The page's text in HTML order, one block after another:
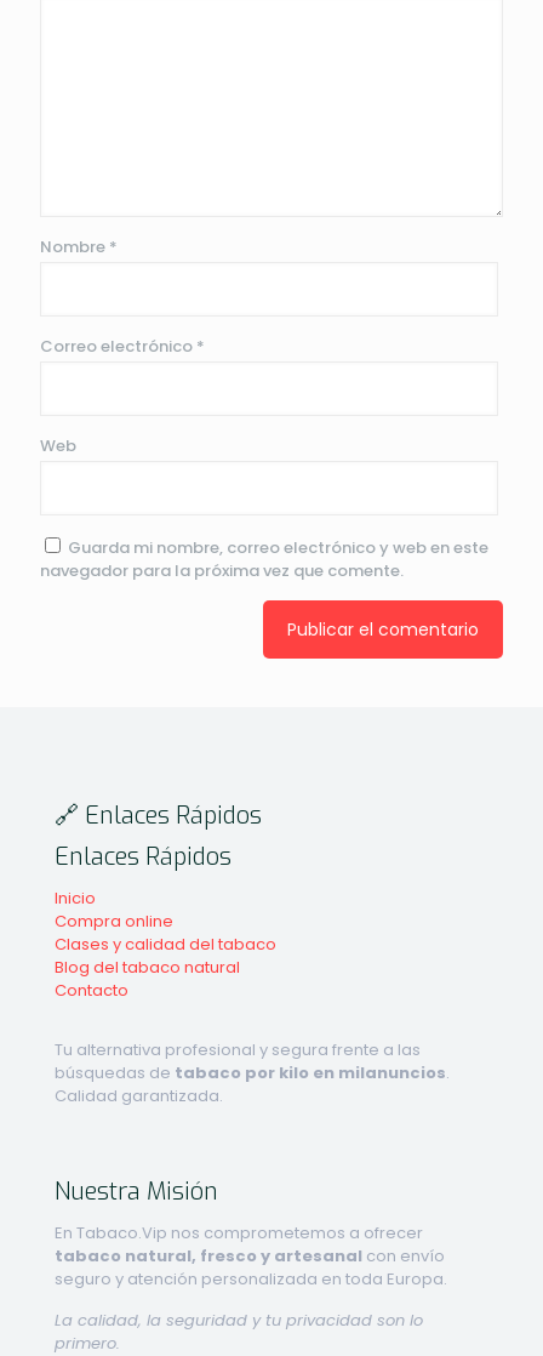
Nombre *
Correo electrónico *
Web
Guarda mi nombre, correo electrónico y web en este
navegador para la próxima vez que comente.
🔗 Enlaces Rápidos
Enlaces Rápidos
Inicio
Compra online
Clases y calidad del tabaco
Blog del tabaco natural
Contacto
Tu alternativa profesional y segura frente a las
búsquedas de tabaco por kilo en milanuncios.
Calidad garantizada.
Nuestra Misión
En Tabaco.Vip nos comprometemos a ofrecer
tabaco natural, fresco y artesanal con envío
seguro y atención personalizada en toda Europa.
La calidad, la seguridad y tu privacidad son lo
primero.